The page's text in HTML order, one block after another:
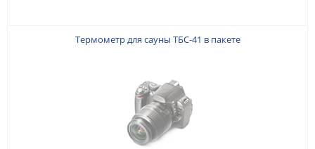
Термометр для сауны ТБС-41 в пакете